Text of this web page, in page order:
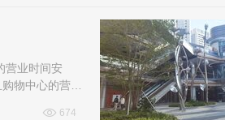
营业时间安
物中心的营业
一起来了解一
674